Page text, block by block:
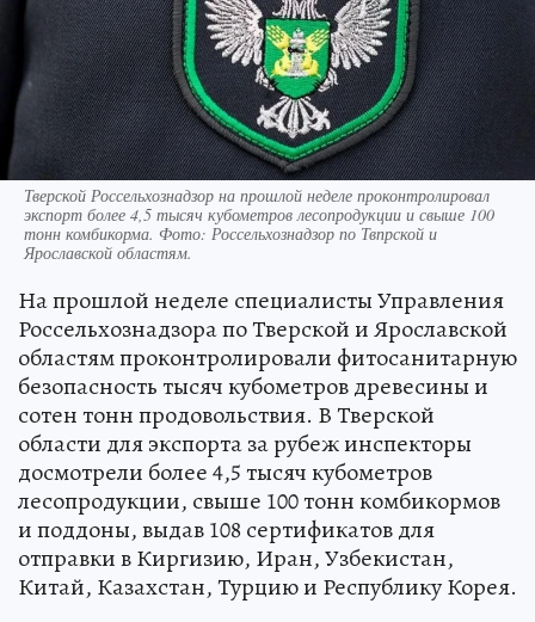
Тверской Россельхознадзор на прошлой неделе проконтролировал
экспорт более 4,5 тысяч кубометров лесопродукции и свыше 100
тонн комбикорма. Фото: Россельхознадзор по Твпрской и
Ярославской областям.
На прошлой неделе специалисты Управления
Россельхознадзора по Тверской и Ярославской
областям проконтролировали фитосанитарную
безопасность тысяч кубометров древесины и
сотен тонн продовольствия. В Тверской
области для экспорта за рубеж инспекторы
досмотрели более 4,5 тысяч кубометров
лесопродукции, свыше 100 тонн комбикормов
и поддоны, выдав 108 сертификатов для
отправки в Киргизию, Иран, Узбекистан,
Китай, Казахстан, Турцию и Республику Корея.